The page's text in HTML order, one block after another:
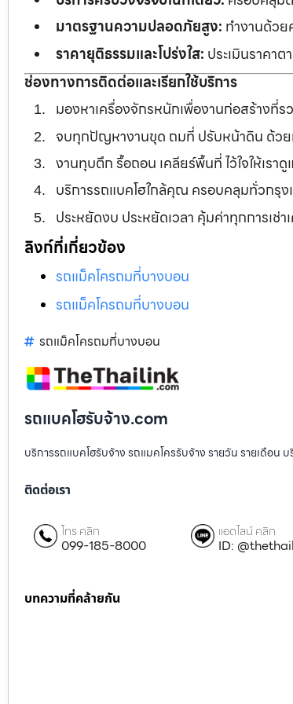
มาตรฐานความปลอดภัยสูง: ทำงานด้วย
ราคายุติธรรมและโปร่งใส: ประเมินราคา
ช่องทางการติดต่อและเรียกใช้บริการ
มองหาเครื่องจักรหนักเพื่องานก่อสร้างที่ร
จบทุกปัญหางานขุด ถมที่ ปรับหน้าดิน ด้ว
งานทุบตึก รื้อถอน เคลียร์พื้นที่ ไว้ใจให้เรา
บริการรถแบคโฮใกล้คุณ ครอบคลุมทั่วกรุ
ประหยัดงบ ประหยัดเวลา คุ้มค่าทุกการเ
ลิงก์ที่เกี่ยวข้อง
รถแม็คโครถมที่บางบอน
รถแม็คโครถมที่บางบอน
รถแม็คโครถมที่บางบอน
รถแบคโฮรับจ้าง.com
บริการรถแบคโฮรับจ้าง รถแมคโครรับจ้าง รายวัน รายเดือ
ติดต่อเรา
โทร คลิก
099-185-8000
แอดไลน์ คลิก
ID:
บทความที่คล้ายกัน